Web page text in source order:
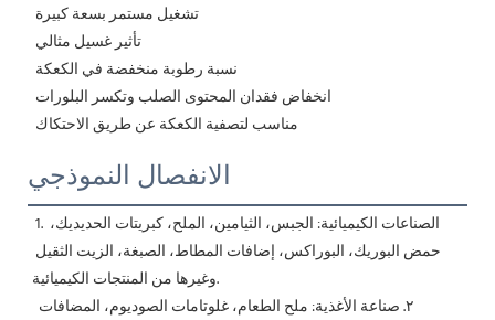
تشغيل مستمر بسعة كبيرة
تأثير غسيل مثالي
نسبة رطوبة منخفضة في الكعكة
انخفاض فقدان المحتوى الصلب وتكسر البلورات
مناسب لتصفية الكعكة عن طريق الاحتكاك
الانفصال النموذجي
1. الصناعات الكيميائية: الجبس، الثيامين، الملح، كبريتات الحديديك،
وغيرها من المنتجات الكيميائية.